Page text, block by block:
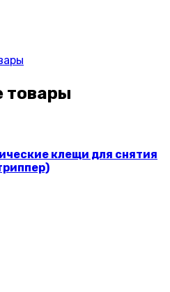
товары
клещи для снятия